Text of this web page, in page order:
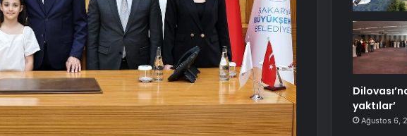
yaktılar’
Ağustos 6,